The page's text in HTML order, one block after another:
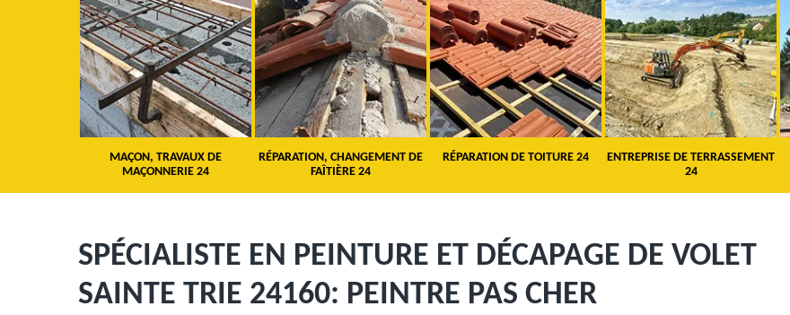
MAÇON, TRAVAUX DE
MAÇONNERIE 24
RÉPARATION, CHANGEMENT DE
FAÎTIÈRE 24
RÉPARATION DE TOITURE 24
ENTREPRISE DE TERRASSEMENT
24
SPÉCIALISTE EN PEINTURE ET DÉCAPAGE DE VOLET
SAINTE TRIE 24160: PEINTRE PAS CHER